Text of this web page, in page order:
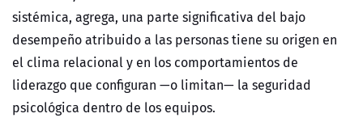
sistémica, agrega, una parte significativa del bajo
desempeño atribuido a las personas tiene su origen en
el clima relacional y en los comportamientos de
liderazgo que configuran —o limitan— la seguridad
psicológica dentro de los equipos.